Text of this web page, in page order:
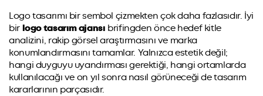
Logo tasarımı bir sembol çizmekten çok daha fazlasıdır. İyi
bir logo tasarım ajansı brifingden önce hedef kitle
analizini, rakip görsel araştırmasını ve marka
konumlandırmasını tamamlar. Yalnızca estetik değil;
hangi duyguyu uyandırması gerektiği, hangi ortamlarda
kullanılacağı ve on yıl sonra nasıl görüneceği de tasarım
kararlarının parçasıdır.